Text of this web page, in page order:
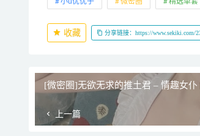
收藏 分享链接：https://www.sekiki.com/
[微密圈]无欲无求的推土君 – 情趣女仆
上一篇